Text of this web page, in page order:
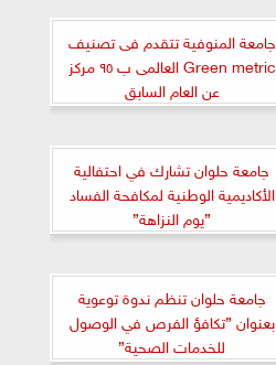
جامعة المنوفية تتقدم فى تصنيف
Green metric العالمى ب ٩٥ مركز
عن العام السابق
جامعة حلوان تشارك في احتفالية
الأكاديمية الوطنية لمكافحة الفساد
”يوم النزاهة”
جامعة حلوان تنظم ندوة توعوية
بعنوان ”تكافؤ الفرص في الوصول
للخدمات الصحية”